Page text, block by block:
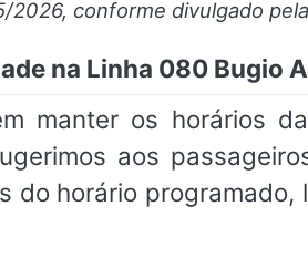
conforme divulgado
na Linha 080 Bugio
manter os horários
aos
do horário